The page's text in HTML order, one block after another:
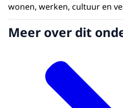
wonen, werken, cultuur en
Meer over dit